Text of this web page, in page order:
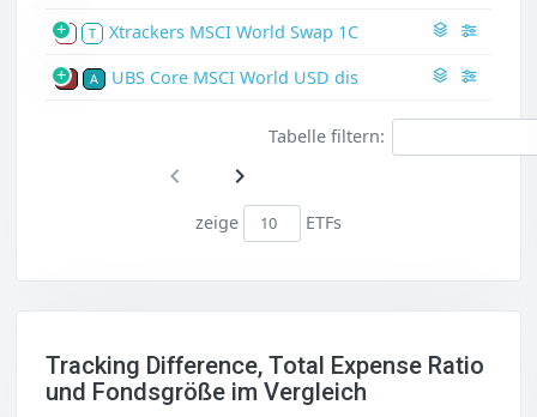
S T Xtrackers MSCI World Swap 1C
P A UBS Core MSCI World USD dis
Tabelle filtern:
zeige ETFs
Tracking Difference, Total Expense Ratio
und Fondsgröße im Vergleich